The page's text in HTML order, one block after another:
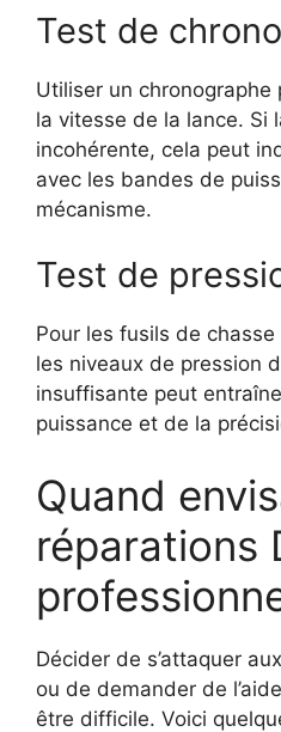
Test de
Utiliser un
la vitesse de la lance. Si
incohérente, cela peut
avec les bandes de
mécanisme.
Test de
Pour les fusils de
les niveaux de pression
insuffisante peut
puissance et de la
Quand
réparations
Décider de s’attaquer
ou de demander de
être difficile. Voici